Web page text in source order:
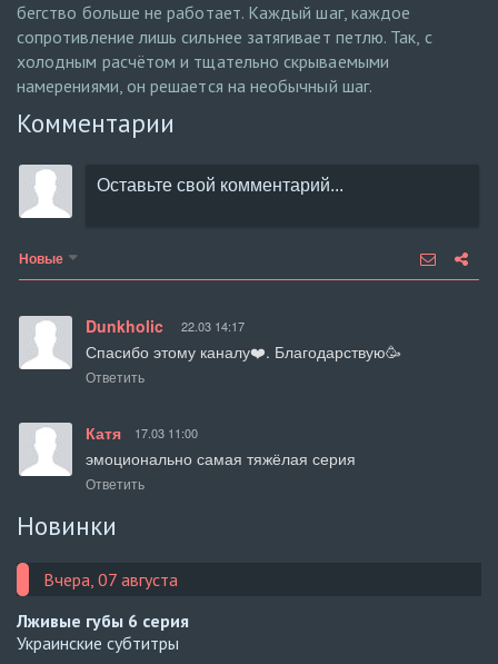
бегство больше не работает. Каждый шаг, каждое
сопротивление лишь сильнее затягивает петлю. Так, с
холодным расчётом и тщательно скрываемыми
намерениями, он решается на необычный шаг.
Комментарии
Новые
Dunkholic 22.03 14:17
Спасибо этому каналу❤️. Благодарствую🥳
Ответить
Катя 17.03 11:00
эмоционально самая тяжёлая серия
Ответить
Новинки
Вчера, 07 августа
Лживые губы 6 серия
Украинские субтитры